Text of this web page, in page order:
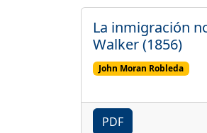
La inmigración
Walker (1856)
John Moran Robleda
PDF